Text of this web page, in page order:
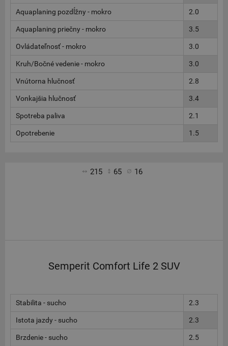
Aquaplaning pozdĺžny - mokro 2.0
Aquaplaning priečny - mokro 3.5
Ovládateľnosť - mokro 3.0
Kruh/Bočné vedenie - mokro 3.0
Vnútorna hlučnosť 2.8
Vonkajšia hlučnosť 3.4
Spotreba paliva 2.1
Opotrebenie 1.5
215 65 16
Semperit Comfort Life 2 SUV
Stabilita - sucho 2.3
Istota jazdy - sucho 2.3
Brzdenie - sucho 2.5